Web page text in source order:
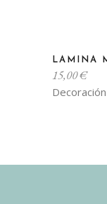
Decoración
LAMINA
15,00€